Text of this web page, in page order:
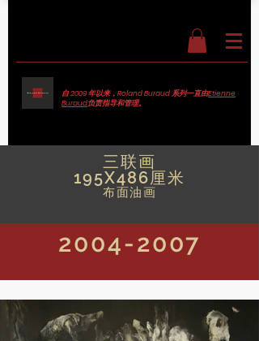
自 2009 年以来，Roland Buraud 系列一直由Etienne
Buraud负责指导和管理。
三联画
195X486厘米
布面油画
2004-2007